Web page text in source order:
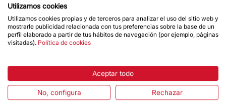
Da un impulso
Destacados
Utilizamos cookies
Utilizamos cookies propias y de terceros para analizar el uso del sitio web y
mostrarle publicidad relacionada con tus preferencias sobre la base de un
perfil elaborado a partir de tus hábitos de navegación (por ejemplo, páginas
visitadas). Política de cookies
Aceptar todo
No, configura Rechazar